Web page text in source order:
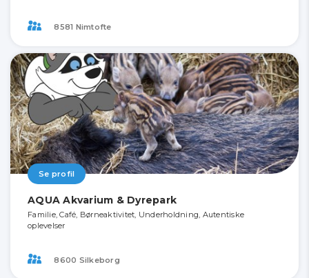
8581 Nimtofte
Se profil
AQUA Akvarium & Dyrepark
Familie, Café, Børneaktivitet, Underholdning, Autentiske
oplevelser
8600 Silkeborg